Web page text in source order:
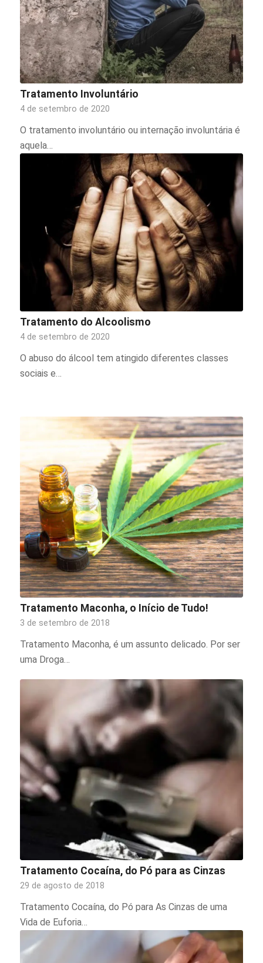
Tratamento Involuntário
4 de setembro de 2020
O tratamento involuntário ou internação involuntária é
aquela…
Tratamento do Alcoolismo
4 de setembro de 2020
O abuso do álcool tem atingido diferentes classes
sociais e…
Tratamento Maconha, o Início de Tudo!
3 de setembro de 2018
Tratamento Maconha, é um assunto delicado. Por ser
uma Droga…
Tratamento Cocaína, do Pó para as Cinzas
29 de agosto de 2018
Tratamento Cocaína, do Pó para As Cinzas de uma
Vida de Euforia…